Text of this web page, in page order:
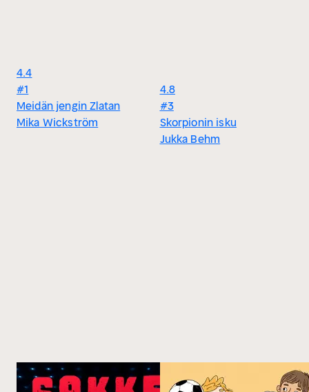
4.4
#1
Meidän jengin Zlatan
Mika Wickström
4.8
#3
Skorpionin isku
Jukka Behm